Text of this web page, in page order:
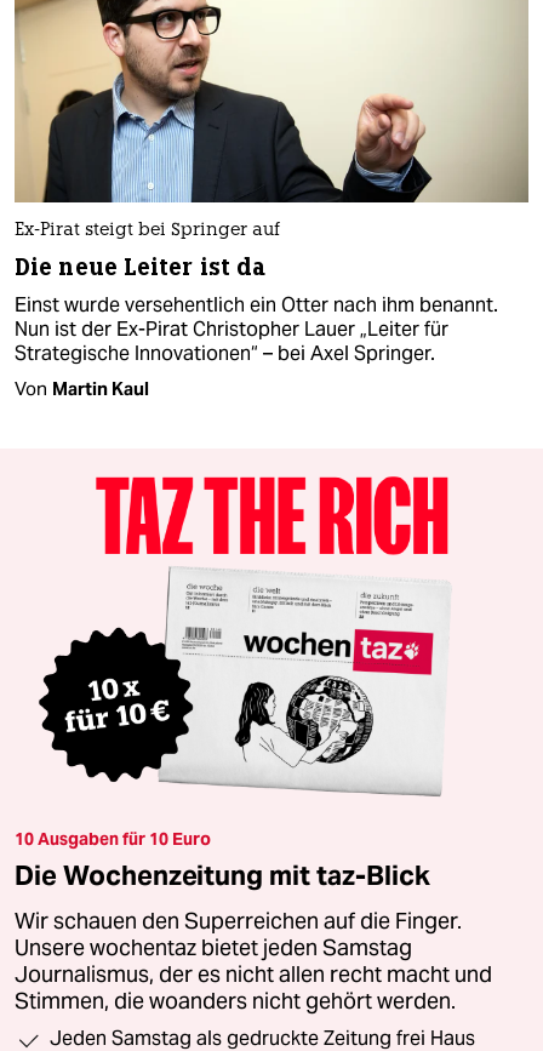
Ex-Pirat steigt bei Springer auf
Die neue Leiter ist da
Einst wurde versehentlich ein Otter nach ihm benannt.
Nun ist der Ex-Pirat Christopher Lauer „Leiter für
Strategische Innovationen“ – bei Axel Springer.
Von Martin Kaul
10 Ausgaben für 10 Euro
Die Wochenzeitung mit taz-Blick
Wir schauen den Superreichen auf die Finger.
Unsere wochentaz bietet jeden Samstag
Journalismus, der es nicht allen recht macht und
Stimmen, die woanders nicht gehört werden.
Jeden Samstag als gedruckte Zeitung frei Haus